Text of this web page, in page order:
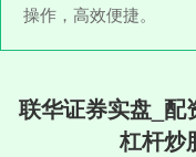
操作，高效便捷。
联华证券实盘_配
杠杆炒